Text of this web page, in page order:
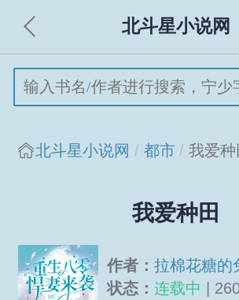
北斗星小说网
北斗星小说网 都市 我爱种
我爱种田
作者：拉棉花糖的
状态：连载中 |